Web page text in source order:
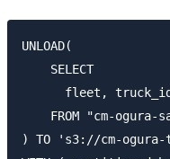
UNLOAD(
    SELECT
fleet,
FROM "cm-ogura-
) TO 's3://cm-ogura-